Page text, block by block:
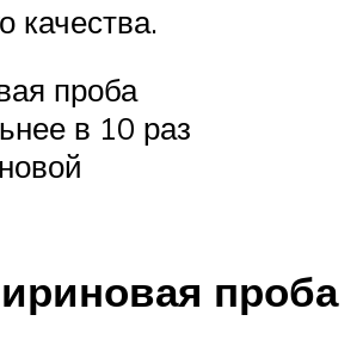
качества.
проба
в 10 раз
проба